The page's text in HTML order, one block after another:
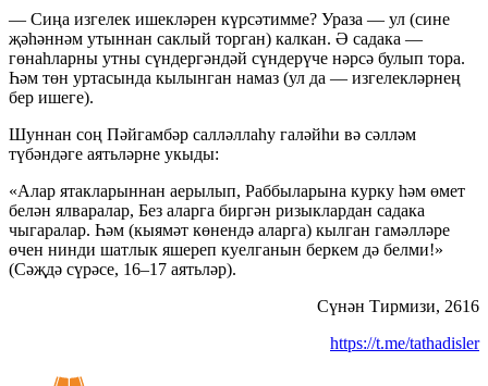
— Сиңа изгелек ишекләрен күрсәтимме? Ураза — ул (сине
җәһәннәм утыннан саклый торган) калкан. Ә садака —
гөнаһларны утны сүндергәндәй сүндерүче нәрсә булып тора.
Һәм төн уртасында кылынган намаз (ул да — изгелекләрнең
бер ишеге).
Шуннан соң Пәйгамбәр салләллаһу галәйһи вә сәлләм
түбәндәге аятьләрне укыды:
«Алар ятакларыннан аерылып, Раббыларына курку һәм өмет
белән ялваралар, Без аларга биргән ризыклардан садака
чыгаралар. Һәм (кыямәт көнендә аларга) кылган гамәлләре
өчен нинди шатлык яшереп куелганын беркем дә белми!»
(Сәҗдә сүрәсе, 16–17 аятьләр).
Сүнән Тирмизи, 2616
https://t.me/tathadisler